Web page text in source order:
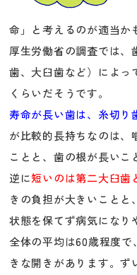
命」と考えるのが適当か
厚生労働省の調査では、
歯、大臼歯など）によっ
くらいだそうです。
寿命が長い歯は、糸切り
が比較的長持ちなのは、
ことと、歯の根が長いこ
逆に短いのは第二大臼歯
きの負担が大きいこと
状態を保てず病気になり
全体の平均は60歳程度
きな開きがあります。